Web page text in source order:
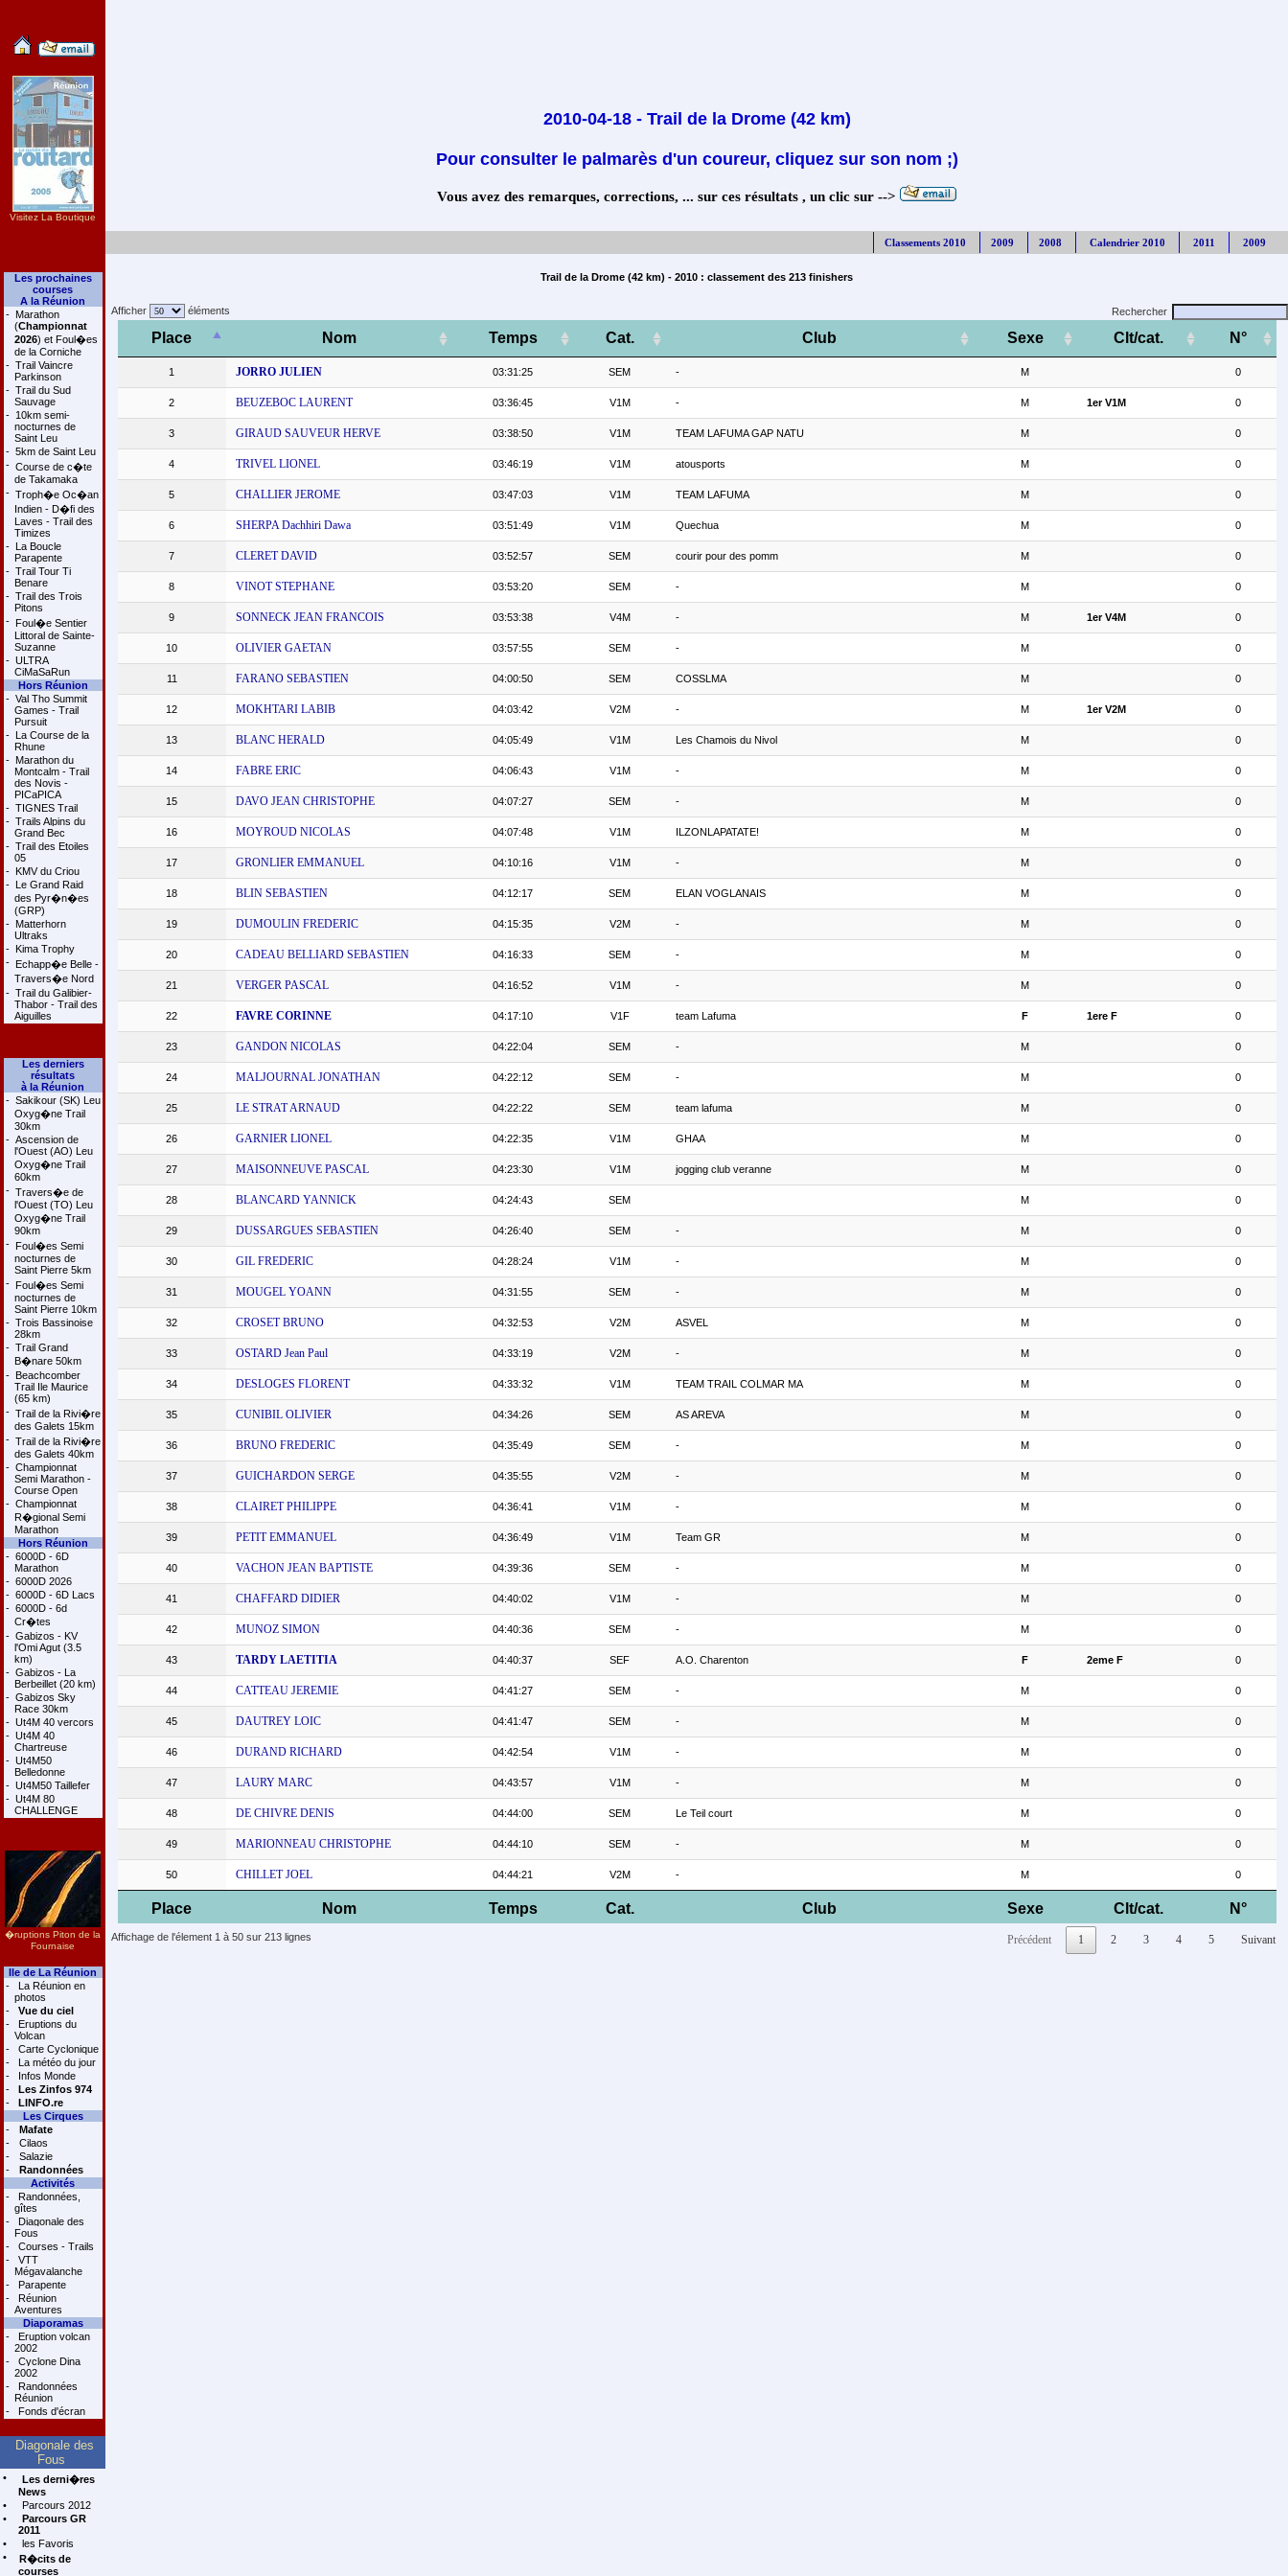
Visitez La Boutique
Les prochaines
courses
A la Réunion
- Marathon
(Championnat
2026) et Foul�es
de la Corniche
- Trail Vaincre
Parkinson
- Trail du Sud
Sauvage
- 10km semi-
nocturnes de
Saint Leu
- 5km de Saint Leu
- Course de c�te
de Takamaka
- Troph�e Oc�an
Indien - D�fi des
Laves - Trail des
Timizes
- La Boucle
Parapente
- Trail Tour Ti
Benare
- Trail des Trois
Pitons
- Foul�e Sentier
Littoral de Sainte-
Suzanne
- ULTRA
CiMaSaRun
Hors Réunion
- Val Tho Summit
Games - Trail
Pursuit
- La Course de la
Rhune
- Marathon du
Montcalm - Trail
des Novis -
PICaPICA
- TIGNES Trail
- Trails Alpins du
Grand Bec
- Trail des Etoiles
05
- KMV du Criou
- Le Grand Raid
des Pyr�n�es
(GRP)
- Matterhorn
Ultraks
- Kima Trophy
- Echapp�e Belle -
Travers�e Nord
- Trail du Galibier-
Thabor - Trail des
Aiguilles
Les derniers
résultats
à la Réunion
- Sakikour (SK) Leu
Oxyg�ne Trail
30km
- Ascension de
l'Ouest (AO) Leu
Oxyg�ne Trail
60km
- Travers�e de
l'Ouest (TO) Leu
Oxyg�ne Trail
90km
- Foul�es Semi
nocturnes de
Saint Pierre 5km
- Foul�es Semi
nocturnes de
Saint Pierre 10km
- Trois Bassinoise
28km
- Trail Grand
B�nare 50km
- Beachcomber
Trail Ile Maurice
(65 km)
- Trail de la Rivi�re
des Galets 15km
- Trail de la Rivi�re
des Galets 40km
- Championnat
Semi Marathon -
Course Open
- Championnat
R�gional Semi
Marathon
Hors Réunion
- 6000D - 6D
Marathon
- 6000D 2026
- 6000D - 6D Lacs
- 6000D - 6d
Cr�tes
- Gabizos - KV
l'Omi Agut (3.5
km)
- Gabizos - La
Berbeillet (20 km)
- Gabizos Sky
Race 30km
- Ut4M 40 vercors
- Ut4M 40
Chartreuse
- Ut4M50
Belledonne
- Ut4M50 Taillefer
- Ut4M 80
CHALLENGE
�ruptions Piton de la
Fournaise
Ile de La Réunion
-
La Réunion en
photos
-
Vue du ciel
-
Eruptions du
Volcan
-
Carte Cyclonique
-
La météo du jour
-
Infos Monde
-
Les Zinfos 974
-
LINFO.re
Les Cirques
-
Mafate
-
Cilaos
-
Salazie
-
Randonnées
Activités
-
Randonnées,
gîtes
-
Diagonale des
Fous
-
Courses - Trails
-
VTT
Mégavalanche
-
Parapente
-
Réunion
Aventures
Diaporamas
-
Eruption volcan
2002
-
Cyclone Dina
2002
-
Randonnées
Réunion
-
Fonds d'écran
Diagonale des
Fous
•
Les derni�res
News
•
Parcours 2012
•
Parcours GR
2011
•
les Favoris
•
R�cits de
courses
2010-04-18 - Trail de la Drome (42 km)
Pour consulter le palmarès d'un coureur, cliquez sur son nom ;)
Vous avez des remarques, corrections, ... sur ces résultats , un clic sur -->
Classements 2010 2009 2008 Calendrier 2010 2011 2009
Trail de la Drome (42 km) - 2010 : classement des 213 finishers
Afficher éléments Rechercher
Place Nom Temps Cat. Club Sexe Clt/cat. N°
Place Nom Temps Cat. Club Sexe Clt/cat. N°
1 JORRO JULIEN 03:31:25 SEM - M 0
2 BEUZEBOC LAURENT 03:36:45 V1M - M 1er V1M 0
3 GIRAUD SAUVEUR HERVE 03:38:50 V1M TEAM LAFUMA GAP NATU M 0
4 TRIVEL LIONEL 03:46:19 V1M atousports M 0
5 CHALLIER JEROME 03:47:03 V1M TEAM LAFUMA M 0
6 SHERPA Dachhiri Dawa 03:51:49 V1M Quechua M 0
7 CLERET DAVID 03:52:57 SEM courir pour des pomm M 0
8 VINOT STEPHANE 03:53:20 SEM - M 0
9 SONNECK JEAN FRANCOIS 03:53:38 V4M - M 1er V4M 0
10 OLIVIER GAETAN 03:57:55 SEM - M 0
11 FARANO SEBASTIEN 04:00:50 SEM COSSLMA M 0
12 MOKHTARI LABIB 04:03:42 V2M - M 1er V2M 0
13 BLANC HERALD 04:05:49 V1M Les Chamois du Nivol M 0
14 FABRE ERIC 04:06:43 V1M - M 0
15 DAVO JEAN CHRISTOPHE 04:07:27 SEM - M 0
16 MOYROUD NICOLAS 04:07:48 V1M ILZONLAPATATE! M 0
17 GRONLIER EMMANUEL 04:10:16 V1M - M 0
18 BLIN SEBASTIEN 04:12:17 SEM ELAN VOGLANAIS M 0
19 DUMOULIN FREDERIC 04:15:35 V2M - M 0
20 CADEAU BELLIARD SEBASTIEN 04:16:33 SEM - M 0
21 VERGER PASCAL 04:16:52 V1M - M 0
22 FAVRE CORINNE 04:17:10 V1F team Lafuma F 1ere F 0
23 GANDON NICOLAS 04:22:04 SEM - M 0
24 MALJOURNAL JONATHAN 04:22:12 SEM - M 0
25 LE STRAT ARNAUD 04:22:22 SEM team lafuma M 0
26 GARNIER LIONEL 04:22:35 V1M GHAA M 0
27 MAISONNEUVE PASCAL 04:23:30 V1M jogging club veranne M 0
28 BLANCARD YANNICK 04:24:43 SEM M 0
29 DUSSARGUES SEBASTIEN 04:26:40 SEM - M 0
30 GIL FREDERIC 04:28:24 V1M - M 0
31 MOUGEL YOANN 04:31:55 SEM - M 0
32 CROSET BRUNO 04:32:53 V2M ASVEL M 0
33 OSTARD Jean Paul 04:33:19 V2M - M 0
34 DESLOGES FLORENT 04:33:32 V1M TEAM TRAIL COLMAR MA M 0
35 CUNIBIL OLIVIER 04:34:26 SEM AS AREVA M 0
36 BRUNO FREDERIC 04:35:49 SEM - M 0
37 GUICHARDON SERGE 04:35:55 V2M - M 0
38 CLAIRET PHILIPPE 04:36:41 V1M - M 0
39 PETIT EMMANUEL 04:36:49 V1M Team GR M 0
40 VACHON JEAN BAPTISTE 04:39:36 SEM - M 0
41 CHAFFARD DIDIER 04:40:02 V1M - M 0
42 MUNOZ SIMON 04:40:36 SEM - M 0
43 TARDY LAETITIA 04:40:37 SEF A.O. Charenton F 2eme F 0
44 CATTEAU JEREMIE 04:41:27 SEM - M 0
45 DAUTREY LOIC 04:41:47 SEM - M 0
46 DURAND RICHARD 04:42:54 V1M - M 0
47 LAURY MARC 04:43:57 V1M - M 0
48 DE CHIVRE DENIS 04:44:00 SEM Le Teil court M 0
49 MARIONNEAU CHRISTOPHE 04:44:10 SEM - M 0
50 CHILLET JOEL 04:44:21 V2M - M 0
Affichage de l'élement 1 à 50 sur 213 lignes Précédent 1 2 3 4 5 Suivant